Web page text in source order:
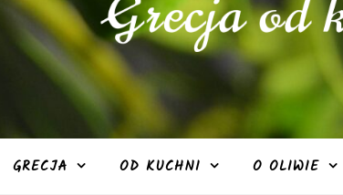
GRECJA OD KUCHNI O OLIWIE